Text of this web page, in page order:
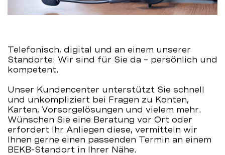
Telefonisch, digital und an einem unserer
Standorte: Wir sind für Sie da – persönlich und
kompetent.
Unser Kundencenter unterstützt Sie schnell
und unkompliziert bei Fragen zu Konten,
Karten, Vorsorgelösungen und vielem mehr.
Wünschen Sie eine Beratung vor Ort oder
erfordert Ihr Anliegen diese, vermitteln wir
Ihnen gerne einen passenden Termin an einem
BEKB-Standort in Ihrer Nähe.